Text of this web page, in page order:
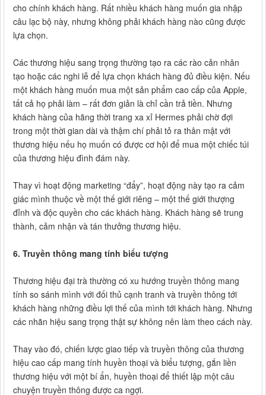
cho chính khách hàng. Rất nhiều khách hàng muốn gia nhập
câu lạc bộ này, nhưng không phải khách hàng nào cũng được
lựa chọn.
Các thương hiệu sang trọng thường tạo ra các rào cản nhân
tạo hoặc các nghi lễ để lựa chọn khách hàng đủ điều kiện. Nếu
một khách hàng muốn mua một sản phẩm cao cấp của Apple,
tất cả họ phải làm – rất đơn giản là chỉ cần trả tiền. Nhưng
khách hàng của hãng thời trang xa xỉ Hermes phải chờ đợi
trong một thời gian dài và thậm chí phải tỏ ra thân mật với
thương hiệu nếu họ muốn có được cơ hội để mua một chiếc túi
của thương hiệu đình đám này.
Thay vì hoạt động marketing “đẩy”, hoạt động này tạo ra cảm
giác mình thuộc về một thế giới riêng – một thế giới thượng
đỉnh và độc quyền cho các khách hàng. Khách hàng sẽ trung
thành, cảm nhận và tán thưởng thương hiệu.
6. Truyền thông mang tính biểu tượng
Thương hiệu đại trà thường có xu hướng truyền thông mang
tính so sánh mình với đối thủ cạnh tranh và truyền thông tới
khách hàng những điều lợi thế của mình tới khách hàng. Nhưng
các nhãn hiệu sang trọng thật sự không nên làm theo cách này.
Thay vào đó, chiến lược giao tiếp và truyền thông của thương
hiệu cao cấp mang tính huyền thoại và biểu tượng, gắn liền
thương hiệu với một bí ẩn, huyền thoại để thiết lập một câu
chuyện truyền thông được ca ngợi.